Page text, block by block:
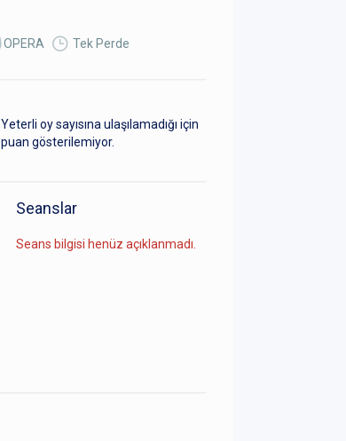
OPERA Tek Perde
Yeterli oy sayısına ulaşılamadığı için
puan gösterilemiyor.
Seanslar
Seans bilgisi henüz açıklanmadı.